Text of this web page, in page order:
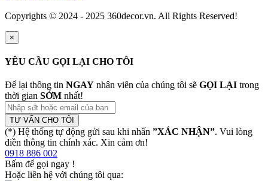
Copyrights © 2024 - 2025 360decor.vn. All Rights Reserved!
×
YÊU CẦU GỌI LẠI CHO TÔI
Để lại thông tin NGAY nhân viên của chúng tôi sẽ GỌI LẠI trong
thời gian SỚM nhất!
TƯ VẤN CHO TÔI
(*) Hệ thống tự động gửi sau khi nhấn ”XÁC NHẬN”. Vui lòng
điền thông tin chính xác. Xin cảm ơn!
0918 886 002
Bấm để gọi ngay !
Hoặc liên hệ với chúng tôi qua: